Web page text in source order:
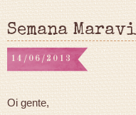
Semana
14/06/2013
Oi gente,